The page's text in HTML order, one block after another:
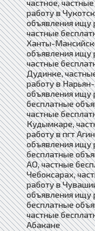
частное,
работу в
объявления ищу
частные
Ханты-
объявления ищу
частные
Дудинке,
работу в
объявления ищу
бесплатные
частные
Кудымкаре,
работу в пгт
объявления ищу
бесплатные
АО, частные
Чебоксарах,
работу в
объявления ищу
бесплатные
частные
Абакане